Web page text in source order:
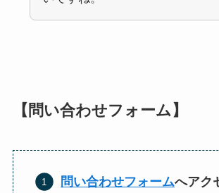
【問い合わせフォーム】
問い合わせフォームへアク